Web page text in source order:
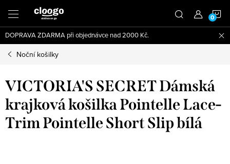
obsah
DOPRAVA ZDARMA při objednávce nad 2000 Kč.
Noční košilky
VICTORIA'S SECRET Dámská
krajková košilka Pointelle Lace-
Trim Pointelle Short Slip bílá